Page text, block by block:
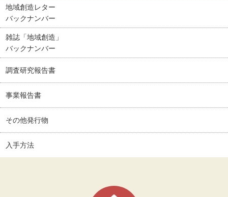
地域創造レター
バックナンバー
雑誌「地域創造」
バックナンバー
調査研究報告書
事業報告書
その他発行物
入手方法